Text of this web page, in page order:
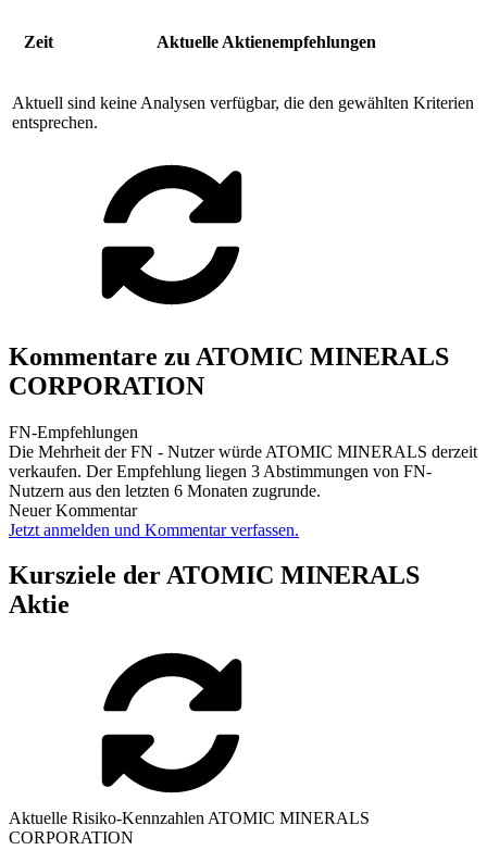
Zeit Aktuelle Aktienempfehlungen
Aktuell sind keine Analysen verfügbar, die den gewählten Kriterien
entsprechen.
Kommentare zu ATOMIC MINERALS
CORPORATION
FN-Empfehlungen
Die Mehrheit der FN - Nutzer würde ATOMIC MINERALS derzeit
verkaufen. Der Empfehlung liegen 3 Abstimmungen von FN-
Nutzern aus den letzten 6 Monaten zugrunde.
Neuer Kommentar
Jetzt anmelden und Kommentar verfassen.
Kursziele der ATOMIC MINERALS
Aktie
Aktuelle Risiko-Kennzahlen ATOMIC MINERALS
CORPORATION